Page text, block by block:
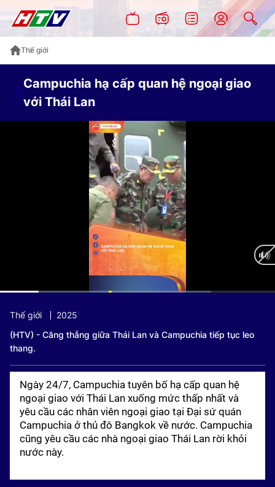
Thế giới
Campuchia hạ cấp quan hệ ngoại giao
với Thái Lan
Time
Thế giới
2025
(HTV) - Căng thẳng giữa Thái Lan và Campuchia tiếp tục leo
thang.
Ngày 24/7, Campuchia tuyên bố hạ cấp quan hệ
ngoại giao với Thái Lan xuống mức thấp nhất và
yêu cầu các nhân viên ngoại giao tại Đại sứ quán
Campuchia ở thủ đô Bangkok về nước. Campuchia
cũng yêu cầu các nhà ngoại giao Thái Lan rời khỏi
nước này.